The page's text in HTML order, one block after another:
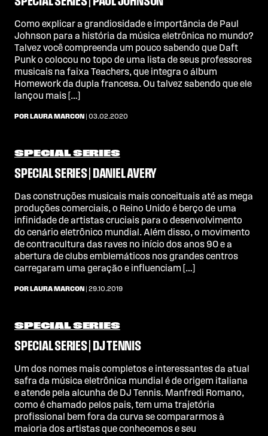
Como explicar a grandiosidade e importância de Paul
Johnson para a história da música eletrônica no mundo?
Talvez você compreenda um pouco sabendo que Daft
Punk o colocou no topo de uma lista de seus professores
musicais na faixa Teachers, que integra o álbum
Homework da dupla francesa. Ou talvez sabendo que ele
lançou mais […]
POR LAURA MARCON | 03.02.2020
SPECIAL SERIES
SPECIAL SERIES | DANIEL AVERY
Das construções musicais mais conceituais até as mega
produções comerciais, o Reino Unido é berço de uma
infinidade de artistas cruciais para o desenvolvimento
do cenário eletrônico mundial. Além disso, o movimento
de contracultura das raves no início dos anos 90 e a
abertura de clubs emblemáticos nos grandes centros
carregaram uma geração e influenciam […]
POR LAURA MARCON | 29.10.2019
SPECIAL SERIES
SPECIAL SERIES | DJ TENNIS
Um dos nomes mais completos e interessantes da atual
safra da música eletrônica mundial é de origem italiana
e atende pela alcunha de DJ Tennis. Manfredi Romano,
como é chamado pelos pais, tem uma trajetória
profissional bem fora da curva se compararmos à
maioria dos artistas que conhecemos e seu